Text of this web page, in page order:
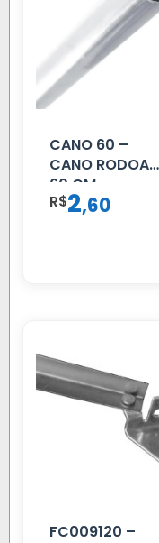
CANO 60 –
CANO RODOAR
60 CM
R$2,60
FC009120 –